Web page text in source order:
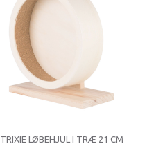
TRIXIE LØBEHJUL I TRÆ 21 CM